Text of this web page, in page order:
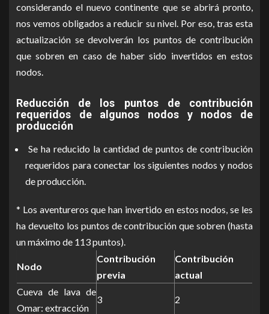
considerando el nuevo continente que se abrirá pronto,
nos vemos obligados a reducir su nivel. Por eso, tras esta
actualización se devolverán los puntos de contribución
que sobren en caso de haber sido invertidos en estos
nodos.
Reducción de los puntos de contribución
requeridos de algunos nodos y nodos de
producción
Se ha reducido la cantidad de puntos de contribución
requeridos para conectar los siguientes nodos y nodos
de producción.
* Los aventureros que han invertido en estos nodos, se les
ha devuelto los puntos de contribución que sobren (hasta
un máximo de 113 puntos).
Nodo
Contribución
previa
Contribución
actual
Cueva de lava de
Omar: extracción
3 2